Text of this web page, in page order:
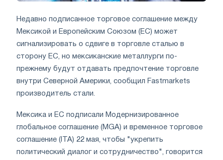
Недавно подписанное торговое соглашение между
Мексикой и Европейским Союзом (ЕС) может
сигнализировать о сдвиге в торговле сталью в
сторону ЕС, но мексиканские металлурги по-
прежнему будут отдавать предпочтение торговле
внутри Северной Америки, сообщил Fastmarkets
производитель стали.
Мексика и ЕС подписали Модернизированное
глобальное соглашение (MGA) и временное торговое
соглашение (ITA) 22 мая, чтобы "укрепить
политический диалог и сотрудничество", говорится